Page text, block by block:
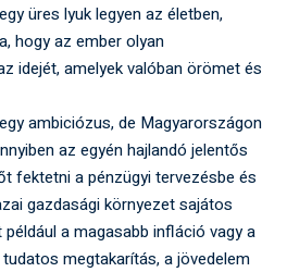
üres lyuk legyen az életben,
hogy az ember olyan
idejét, amelyek valóban örömet és
ambiciózus, de Magyarországon
az egyén hajlandó jelentős
fektetni a pénzügyi tervezésbe és
gazdasági környezet sajátos
a magasabb infláció vagy a
megtakarítás, a jövedelem